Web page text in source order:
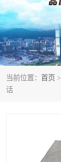
当前位置： 首页 >
话
不锈钢管
管件标准件
不锈钢人孔
不锈钢角钢
不锈钢阀门